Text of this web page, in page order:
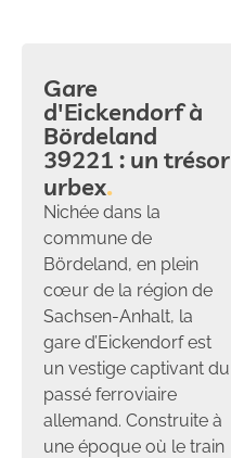
Gare
d'Eickendorf à
Bördeland
39221 : un trésor
urbex
Nichée dans la
commune de
Bördeland, en plein
cœur de la région de
Sachsen-Anhalt, la
gare d’Eickendorf est
un vestige captivant du
passé ferroviaire
allemand. Construite à
une époque où le train